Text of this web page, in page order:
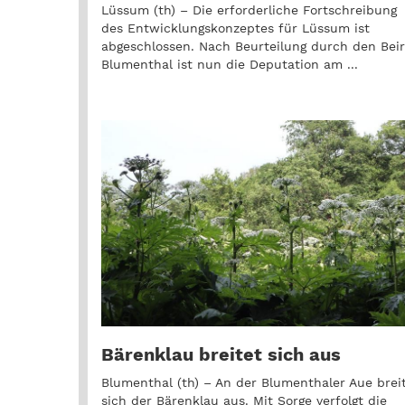
Lüssum (th) – Die erforderliche Fortschreibung
des Entwicklungskonzeptes für Lüssum ist
abgeschlossen. Nach Beurteilung durch den
Blumenthal ist nun die Deputation am ...
Bärenklau breitet sich aus
Blumenthal (th) – An der Blumenthaler Aue
sich der Bärenklau aus. Mit Sorge verfolgt die